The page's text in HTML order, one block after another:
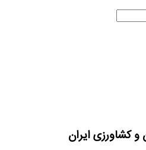
و کشاورزی ایران